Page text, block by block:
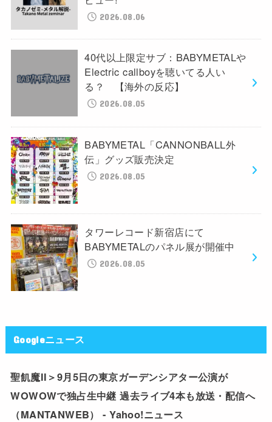
2026.08.06
40代以上限定サブ：BABYMETALや
Electric callboyを聴いてる人い
る？ 【海外の反応】
2026.08.05
BABYMETAL「CANNONBALL外
伝」グッズ販売決定
2026.08.05
タワーレコード新宿店にて
BABYMETALのパネル展が開催中
2026.08.05
Googleニュース
聖飢魔II＞9月5日の東京ガーデンシアター公演が
WOWOWで独占生中継 過去ライブ4本も放送・配信へ
（MANTANWEB） - Yahoo!ニュース